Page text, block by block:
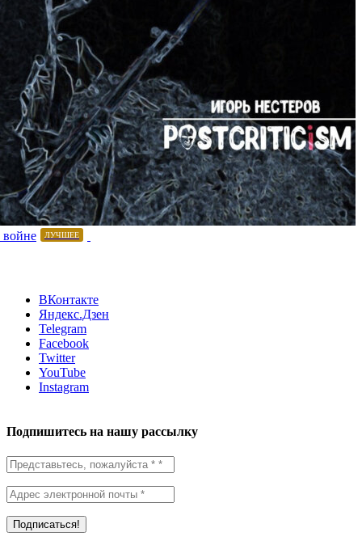
ЛУЧШЕЕ
ВКонтакте
Яндекс.Дзен
Telegram
Facebook
Twitter
YouTube
Instagram
Подпишитесь на нашу рассылку